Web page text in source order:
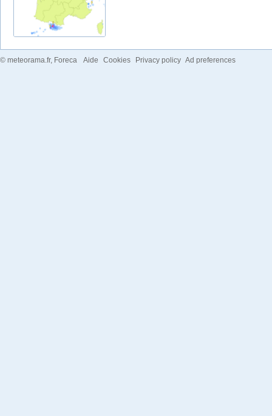
© meteorama.fr, Foreca Aide Cookies Privacy policy Ad preferences